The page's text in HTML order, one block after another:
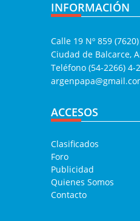
INFORMACIÓN
Calle 19 Nº 859 (7620)
Ciudad de Balcarce,
Teléfono (54-2266) 4-
ACCESOS
Clasificados
Foro
Publicidad
Quienes Somos
Contacto